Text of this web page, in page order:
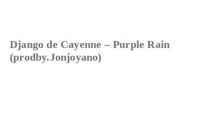
Django de Cayenne – Purple Rain
(prodby.Jonjoyano)